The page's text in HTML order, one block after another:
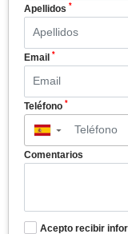
Apellidos *
Email *
Teléfono *
▼
Comentarios
Acepto recibir